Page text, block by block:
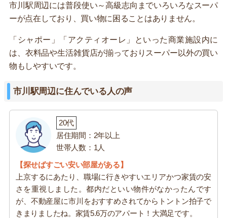
市川駅周辺には普段使い～高級志向までいろいろなスーパ
ーが点在しており、買い物に困ることはありません。
「シャポー」「アクティオーレ」といった商業施設内に
は、衣料品や生活雑貨店が揃っておりスーパー以外の買い
物もしやすいです。
市川駅周辺に住んでいる人の声
20代
居住期間：2年以上
世帯人数：1人
【探せばすごい安い部屋がある】
上京するにあたり、職場に行きやすいエリアかつ家賃の安
さを重視しました。都内だといい物件がなかったんです
が、不動産屋に市川をおすすめされてからトントン拍子で
きまりましたね。家賃5.6万のアパート！大満足です。